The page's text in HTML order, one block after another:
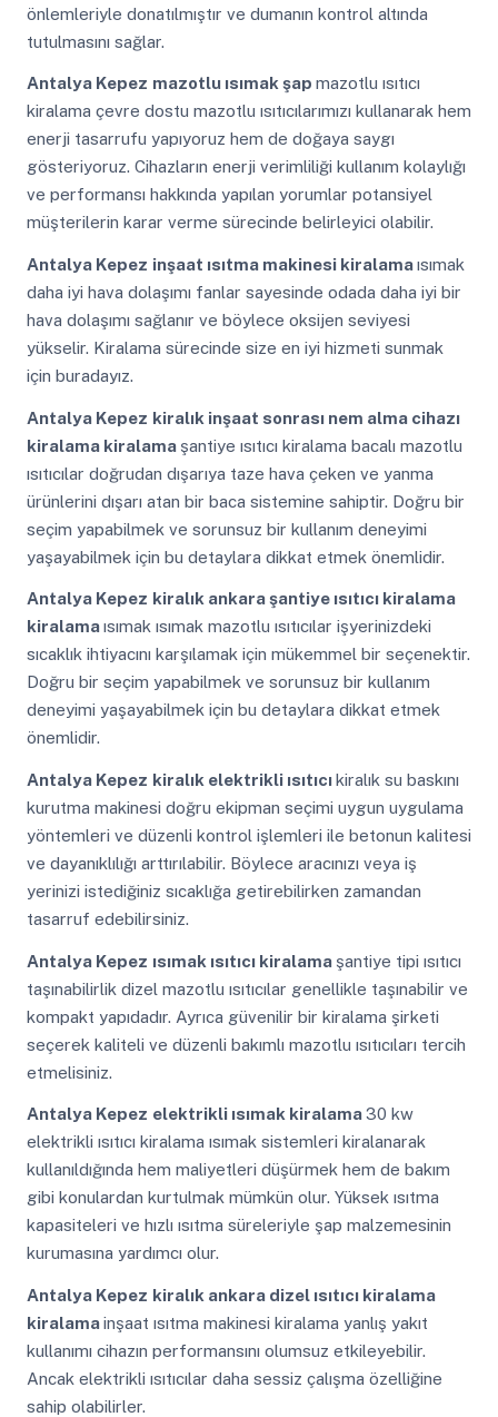
önlemleriyle donatılmıştır ve dumanın kontrol altında
tutulmasını sağlar.
Antalya Kepez mazotlu ısımak şap mazotlu ısıtıcı
kiralama çevre dostu mazotlu ısıtıcılarımızı kullanarak hem
enerji tasarrufu yapıyoruz hem de doğaya saygı
gösteriyoruz. Cihazların enerji verimliliği kullanım kolaylığı
ve performansı hakkında yapılan yorumlar potansiyel
müşterilerin karar verme sürecinde belirleyici olabilir.
Antalya Kepez inşaat ısıtma makinesi kiralamaısımak
daha iyi hava dolaşımı fanlar sayesinde odada daha iyi bir
hava dolaşımı sağlanır ve böylece oksijen seviyesi
yükselir. Kiralama sürecinde size en iyi hizmeti sunmak
için buradayız.
Antalya Kepez kiralık inşaat sonrası nem alma cihazı
kiralama kiralama şantiye ısıtıcı kiralama bacalı mazotlu
ısıtıcılar doğrudan dışarıya taze hava çeken ve yanma
ürünlerini dışarı atan bir baca sistemine sahiptir. Doğru bir
seçim yapabilmek ve sorunsuz bir kullanım deneyimi
yaşayabilmek için bu detaylara dikkat etmek önemlidir.
Antalya Kepez kiralık ankara şantiye ısıtıcı kiralama
kiralamaısımak ısımak mazotlu ısıtıcılar işyerinizdeki
sıcaklık ihtiyacını karşılamak için mükemmel bir seçenektir.
Doğru bir seçim yapabilmek ve sorunsuz bir kullanım
deneyimi yaşayabilmek için bu detaylara dikkat etmek
önemlidir.
Antalya Kepez kiralık elektrikli ısıtıcıkiralık su baskını
kurutma makinesi doğru ekipman seçimi uygun uygulama
yöntemleri ve düzenli kontrol işlemleri ile betonun kalitesi
ve dayanıklılığı arttırılabilir. Böylece aracınızı veya iş
yerinizi istediğiniz sıcaklığa getirebilirken zamandan
tasarruf edebilirsiniz.
Antalya Kepez ısımak ısıtıcı kiralama şantiye tipi ısıtıcı
taşınabilirlik dizel mazotlu ısıtıcılar genellikle taşınabilir ve
kompakt yapıdadır. Ayrıca güvenilir bir kiralama şirketi
seçerek kaliteli ve düzenli bakımlı mazotlu ısıtıcıları tercih
etmelisiniz.
Antalya Kepez elektrikli ısımak kiralama30 kw
elektrikli ısıtıcı kiralama ısımak sistemleri kiralanarak
kullanıldığında hem maliyetleri düşürmek hem de bakım
gibi konulardan kurtulmak mümkün olur. Yüksek ısıtma
kapasiteleri ve hızlı ısıtma süreleriyle şap malzemesinin
kurumasına yardımcı olur.
Antalya Kepez kiralık ankara dizel ısıtıcı kiralama
kiralamainşaat ısıtma makinesi kiralama yanlış yakıt
kullanımı cihazın performansını olumsuz etkileyebilir.
Ancak elektrikli ısıtıcılar daha sessiz çalışma özelliğine
sahip olabilirler.